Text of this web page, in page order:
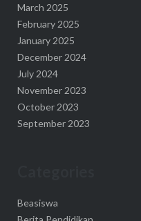
March 2025
February 2025
January 2025
December 2024
July 2024
November 2023
October 2023
September 2023
Beasiswa